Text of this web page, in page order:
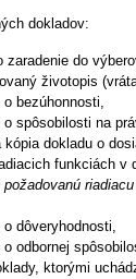
dokladov:
do
životopis
bezúhonnosti,
spôsobilosti na
kópia dokladu o
funkciách v
dôveryhodnosti,
odbornej
ktorými